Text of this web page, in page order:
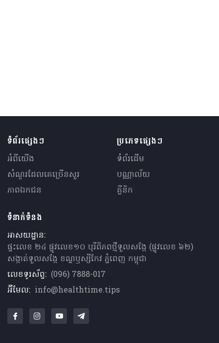
ទំព័រផ្សេងៗ
អំពីយើង
សំណួរ​ដែលគេ​ច្រើន​សួរ
ភាពឯកជន
ប្រភេទផ្សេងៗ
ទំព័រដើម
បណ្ណាល័យ
គ្លីនិក
ទំនាក់ទំនង
អាសយដ្ឋាន:
ផ្ទះលេខ ២៤ ផ្លូវលេខ១០ បុរីពិភពថ្មីទួលសង្កែ (ផ្លូវលេខ ៦២)
សង្កាត់ទួលសង្កែ ខណ្ឌឫស្សីកែវ ភ្នំពេញ កម្ពុជា
លេខទូរស័ព្ទ: (096) 7888-017
អ៊ីមែល: info@healthtime.tips